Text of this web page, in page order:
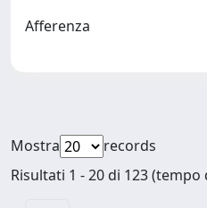
Afferenza
Mostra
records
Risultati 1 - 20 di 123